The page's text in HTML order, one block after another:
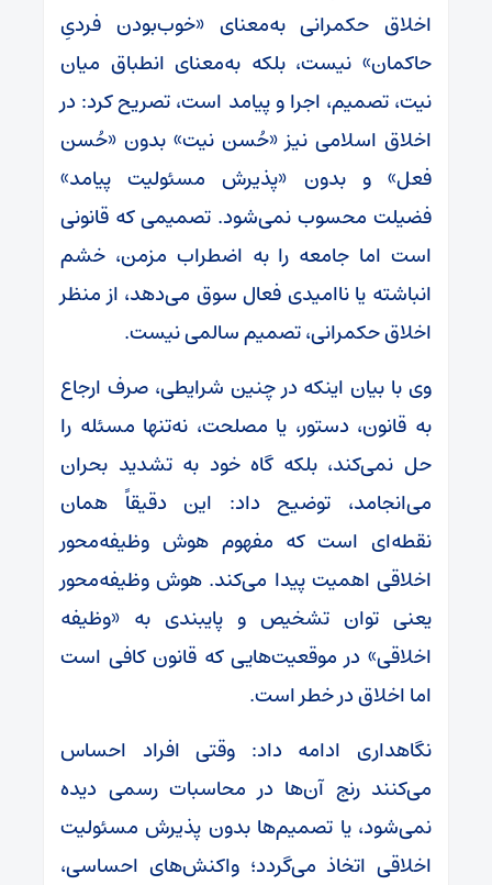
اخلاق حکمرانی به‌معنای «خوب‌بودن فردیِ
حاکمان» نیست، بلکه به‌معنای انطباق میان
نیت، تصمیم، اجرا و پیامد است، تصریح کرد: در
اخلاق اسلامی نیز «حُسن نیت» بدون «حُسن
فعل» و بدون «پذیرش مسئولیت پیامد»
فضیلت محسوب نمی‌شود. تصمیمی که قانونی
است اما جامعه را به اضطراب مزمن، خشم
انباشته یا ناامیدی فعال سوق می‌دهد، از منظر
اخلاق حکمرانی، تصمیم سالمی نیست.
وی با بیان اینکه در چنین شرایطی، صرف ارجاع
به قانون، دستور، یا مصلحت، نه‌تنها مسئله را
حل نمی‌کند، بلکه گاه خود به تشدید بحران
می‌انجامد، توضیح داد: این دقیقاً همان
نقطه‌ای است که مفهوم هوش وظیفه‌محور
اخلاقی اهمیت پیدا می‌کند. هوش وظیفه‌محور
یعنی توان تشخیص و پایبندی به «وظیفه
اخلاقی» در موقعیت‌هایی که قانون کافی است
اما اخلاق در خطر است.
نگاهداری ادامه داد: وقتی افراد احساس
می‌کنند رنج آن‌ها در محاسبات رسمی دیده
نمی‌شود، یا تصمیم‌ها بدون پذیرش مسئولیت
اخلاقی اتخاذ می‌گردد؛ واکنش‌های احساسی،